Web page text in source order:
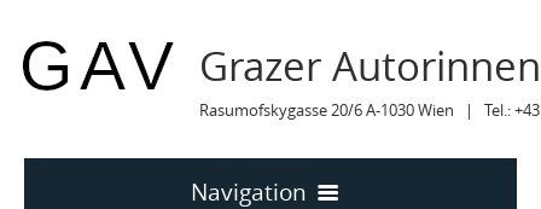
Grazer
Rasumofskygasse 20/6 A-1030 Wien | Tel.:
Navigation